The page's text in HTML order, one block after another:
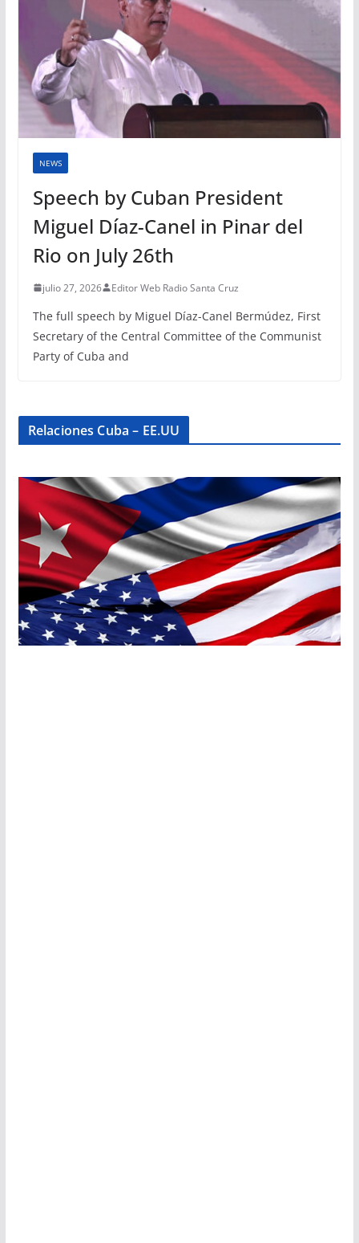
NEWS
Speech by Cuban President
Miguel Díaz-Canel in Pinar del
Rio on July 26th
julio 27, 2026 Editor Web Radio Santa Cruz
The full speech by Miguel Díaz-Canel Bermúdez, First
Secretary of the Central Committee of the Communist
Party of Cuba and
Relaciones Cuba – EE.UU